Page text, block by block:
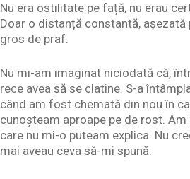
Nu era ostilitate pe față, nu erau
Doar o distanță constantă,
gros de praf.
Nu mi-am imaginat niciodată că,
rece avea să se clatine. S-a
când am fost chemată din nou în
cunoșteam aproape pe de rost.
care nu mi-o puteam explica. Nu
mai aveau ceva să-mi spună.